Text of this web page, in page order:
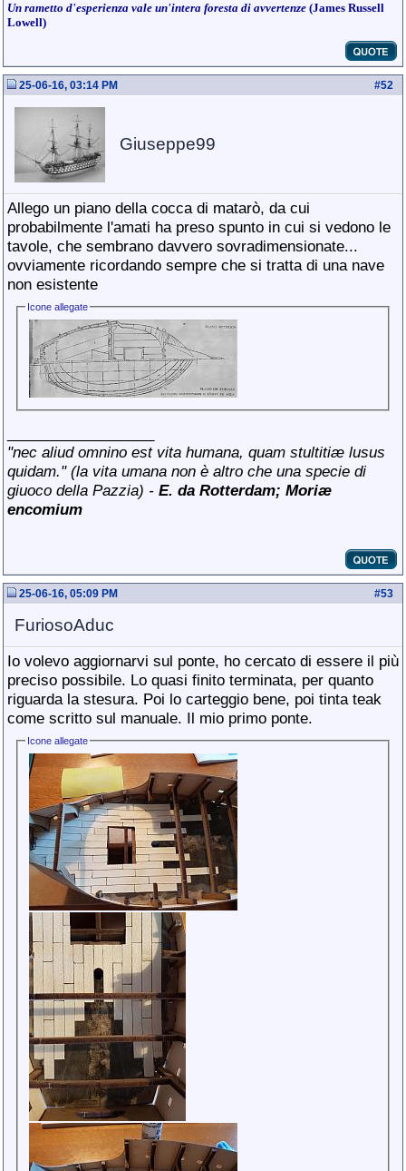
Un rametto d'esperienza vale un'intera foresta di avvertenze (James Russell
Lowell)
#52
25-06-16, 03:14 PM
Giuseppe99
Allego un piano della cocca di matarò, da cui
probabilmente l'amati ha preso spunto in cui si vedono le
tavole, che sembrano davvero sovradimensionate...
ovviamente ricordando sempre che si tratta di una nave
non esistente
Icone allegate
"nec aliud omnino est vita humana, quam stultitiæ lusus
quidam." (la vita umana non è altro che una specie di
giuoco della Pazzia) - E. da Rotterdam; Moriæ
encomium
#53
25-06-16, 05:09 PM
FuriosoAduc
Io volevo aggiornarvi sul ponte, ho cercato di essere il più
preciso possibile. Lo quasi finito terminata, per quanto
riguarda la stesura. Poi lo carteggio bene, poi tinta teak
come scritto sul manuale. Il mio primo ponte.
Icone allegate